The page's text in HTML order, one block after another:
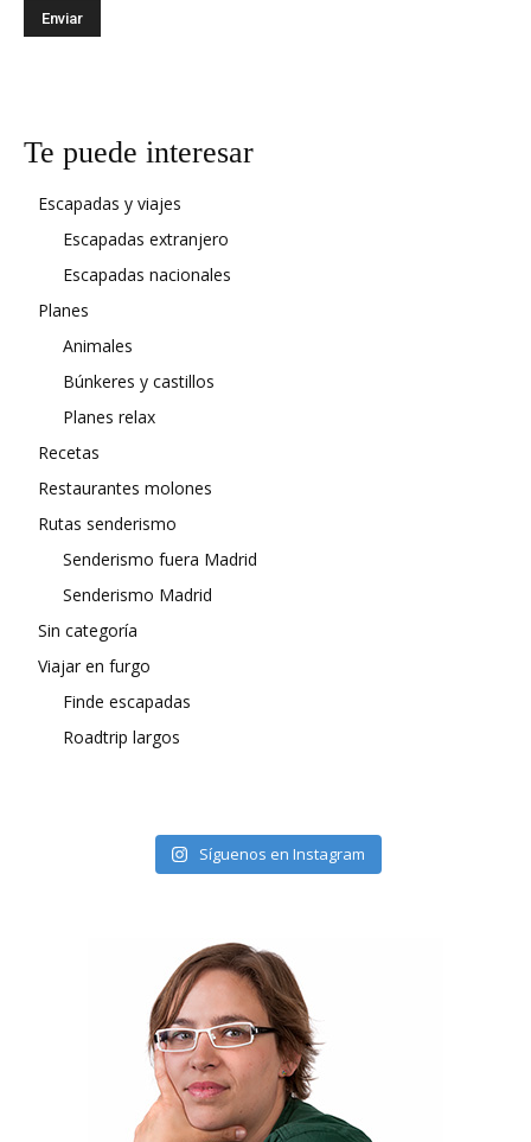
Te puede interesar
Escapadas y viajes
Escapadas extranjero
Escapadas nacionales
Planes
Animales
Búnkeres y castillos
Planes relax
Recetas
Restaurantes molones
Rutas senderismo
Senderismo fuera Madrid
Senderismo Madrid
Sin categoría
Viajar en furgo
Finde escapadas
Roadtrip largos
Síguenos en Instagram